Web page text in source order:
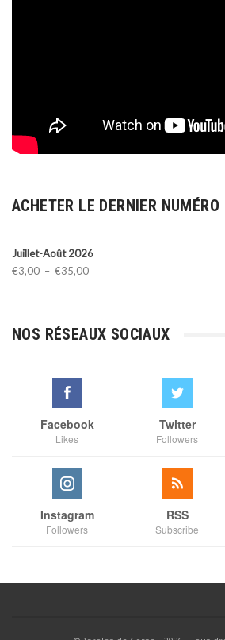
ACHETER LE DERNIER NUMÉRO
Juillet-Août 2026
€3,00 – €35,00Plage
à
NOS RÉSEAUX SOCIAUX
Facebook
Likes
Twitter
Followers
Instagram
Followers
RSS
Subscribe